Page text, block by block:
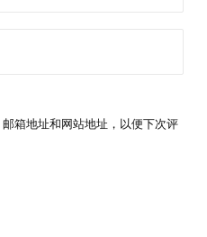
箱地址和网站地址，以便下次评